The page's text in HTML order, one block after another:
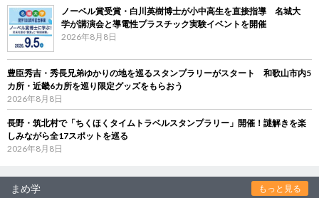
ノーベル賞受賞・白川英樹博士が小中高生を直接指導 名城大
学が講演会と導電性プラスチック実験イベントを開催
2026年8月8日
豊臣秀吉・秀長兄弟ゆかりの地を巡るスタンプラリーがスタート 和歌山市内5
カ所・近畿6カ所を巡り限定グッズをもらおう
2026年8月8日
長野・筑北村で「ちくほくタイムトラベルスタンプラリー」開催！謎解きを楽
しみながら全17スポットを巡る
2026年8月8日
まめ学 もっと見る